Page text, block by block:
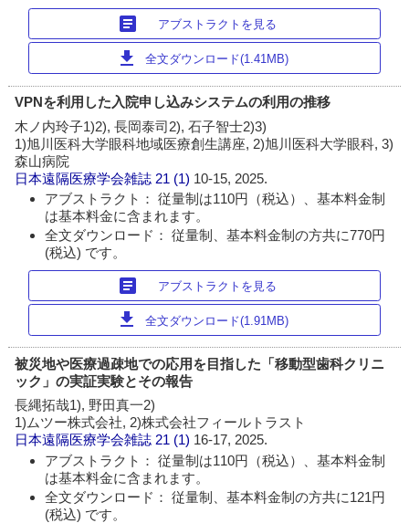
article アブストラクトを見る
download 全文ダウンロード(1.41MB)
VPNを利用した入院申し込みシステムの利用の推移
木ノ内玲子1)2), 長岡泰司2), 石子智士2)3)
1)旭川医科大学眼科地域医療創生講座, 2)旭川医科大学眼科, 3)
森山病院
日本遠隔医療学会雑誌 21 (1) 10-15, 2025.
アブストラクト： 従量制は110円（税込）、基本料金制
は基本料金に含まれます。
全文ダウンロード： 従量制、基本料金制の方共に770円
(税込) です。
article アブストラクトを見る
download 全文ダウンロード(1.91MB)
被災地や医療過疎地での応用を目指した「移動型歯科クリニ
ック」の実証実験とその報告
長縄拓哉1), 野田真一2)
1)ムツー株式会社, 2)株式会社フィールトラスト
日本遠隔医療学会雑誌 21 (1) 16-17, 2025.
アブストラクト： 従量制は110円（税込）、基本料金制
は基本料金に含まれます。
全文ダウンロード： 従量制、基本料金制の方共に121円
(税込) です。